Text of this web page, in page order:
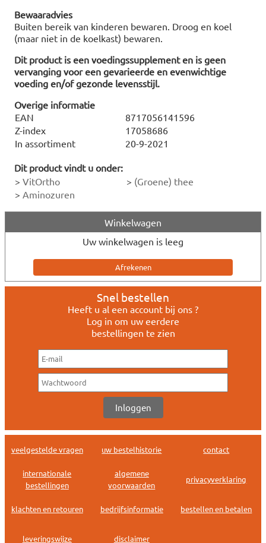
Bewaaradvies
Buiten bereik van kinderen bewaren. Droog en koel
(maar niet in de koelkast) bewaren.
Dit product is een voedingssupplement en is geen
vervanging voor een gevarieerde en evenwichtige
voeding en/of gezonde levensstijl.
Overige informatie
EAN
8717056141596
Z-index
17058686
In assortiment
20-9-2021
Dit product vindt u onder:
> VitOrtho > (Groene) thee
> Aminozuren
Winkelwagen
Uw winkelwagen is leeg
Snel bestellen
Heeft u al een account bij ons ?
Log in om uw eerdere
bestellingen te zien
veelgestelde vragen uw bestelhistorie contact
internationale
bestellingen
algemene
voorwaarden
privacyverklaring
klachten en retouren bedrijfsinformatie bestellen en betalen
leveringswijze disclaimer